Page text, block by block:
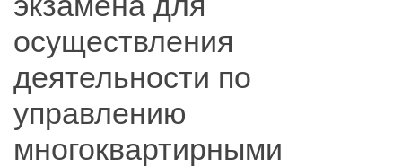
осуществления
деятельности по
управлению
многоквартирными